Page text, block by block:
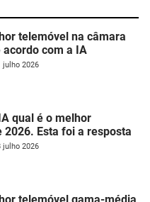
telemóvel na câmara
acordo com a IA
julho 2026
qual é o melhor
2026. Esta foi a resposta
julho 2026